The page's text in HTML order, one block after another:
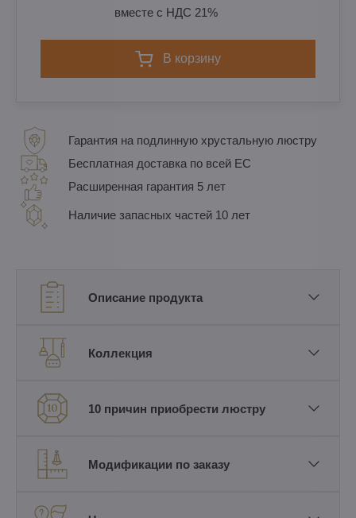
вместе с НДС 21%
в корзину
Гарантия на подлинную хрустальную люстру
Бесплатная доставка по всей ЕС
Расширенная гарантия 5 лет
Наличие запасных частей 10 лет
Описание продукта
Коллекция
10 причин приобрести люстру
Модификации по заказу